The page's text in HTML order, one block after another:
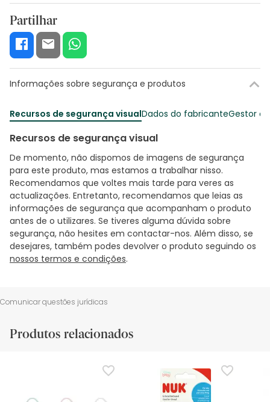
Partilhar
Informações sobre segurança e produtos
Recursos de segurança visualDados do fabricanteGestor
Recursos de segurança visual
De momento, não dispomos de imagens de segurança
para este produto, mas estamos a trabalhar nisso.
Recomendamos que voltes mais tarde para veres as
actualizações. Entretanto, recomendamos que leias as
informações de segurança que acompanham o produto
antes de o utilizares. Se tiveres alguma dúvida sobre
segurança, não hesites em contactar-nos. Além disso, se
desejares, também podes devolver o produto seguindo os
nossos termos e condições.
Comunicar questões jurídicas
Produtos relacionados